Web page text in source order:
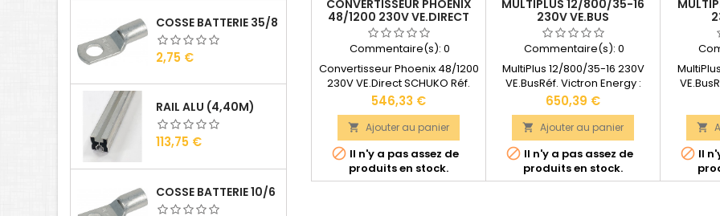
COSSE BATTERIE 35/8
Prix
2,75 €
RAIL ALU (4,40M)
Prix
113,75 €
COSSE BATTERIE 10/6
CONVERTISSEUR PHOENIX
48/1200 230V VE.DIRECT
SCHUKO
Commentaire(s): 0
Convertisseur Phoenix 48/1200
230V VE.Direct SCHUKO Réf.
Victron Energy :
PIN482120200GARANTIE : 5
ANSPuissance maximale : 1200
VA (Puissance continue : 1000
W - Puissance de crête : 2200
W)Section de câble max. : 25
mm2Dimensions : 117 x 232 x
Prix
546,33 €
 Ajouter au panier
 Il n'y a pas assez de
produits en stock.
MULTIPLUS 12/800/35-16
230V VE.BUS
Commentaire(s): 0
MultiPlus 12/800/35-16 230V
VE.BusRéf. Victron Energy :
PMP121800000 GARANTIE : 5
ANSPuissance continue : 800
VA (Puissance de crête : 1600
W)Dimensions : 360 x 240 x 100
mmPoids : 6,4
kgDocumentation technique
disponible dans les
Prix
650,39 €
 Ajouter au panier
 Il n'y a pas assez de
produits en stock.
VA 
 Il